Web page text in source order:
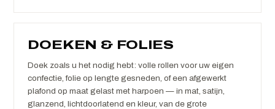
DOEKEN & FOLIES
Doek zoals u het nodig hebt: volle rollen voor uw eigen
confectie, folie op lengte gesneden, of een afgewerkt
plafond op maat gelast met harpoen — in mat, satijn,
glanzend, lichtdoorlatend en kleur, van de grote